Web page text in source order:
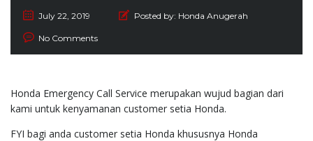
July 22, 2019 Posted by: Honda Anugerah
No Comments
Honda Emergency Call Service merupakan wujud bagian dari
kami untuk kenyamanan customer setia Honda.
FYI bagi anda customer setia Honda khususnya Honda